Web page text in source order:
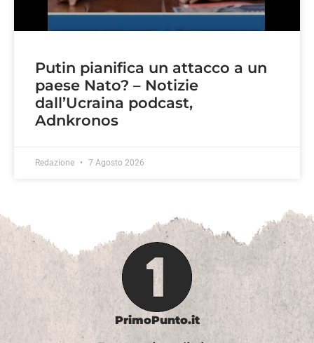
Putin pianifica un attacco a un
paese Nato? – Notizie
dall’Ucraina podcast,
Adnkronos
Redazione 7 Agosto 2026
PrimoPunto.it